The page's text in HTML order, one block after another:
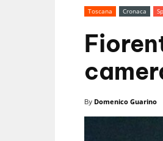
Toscana Cronaca
By Domenico Guarino